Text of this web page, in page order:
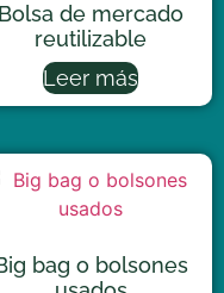
Bolsa de mercado
reutilizable
Leer más
bag o bolsones